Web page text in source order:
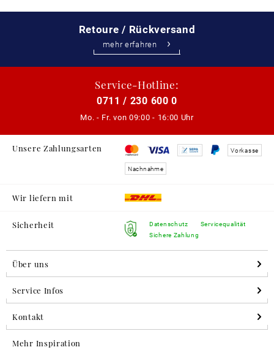
Retoure / Rückversand
mehr erfahren
Service-Hotline:
0711 / 230 600 0
Mo. - Fr. von 09:00 - 16:00 Uhr
Unsere Zahlungsarten Vorkasse
Nachnahme
Wir liefern mit
Sicherheit
Datenschutz
Sichere Zahlung
Servicequalität
Über uns
Service Infos
Kontakt
Mehr Inspiration